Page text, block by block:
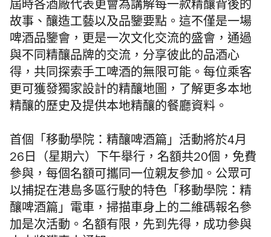
屆時各酒廠代表更會為講解每一款精釀背後的
故事、釀造工藝以及品鑒要點。這不僅是一場
啤酒品鑒會，更是一次文化交流的盛會，通過
與不同精釀品牌的交流，分享彼此的品酒心
得，共同探索手工啤酒的無限可能。每位乘客
更可獲發獨家設計的精釀地圖，了解更多本地
精釀的歷史及提供本地精釀的餐廳資料。
首個「移動學院：精釀啤酒篇」活動將於4月
26日（星期六）下午舉行，名額共20個，免費
參與，每個名額可攜同一位親友參加。公眾可
以捕捉在港島多區行駛的特色「移動學院：精
釀啤酒篇」電車，掃描車身上的二維碼報名參
加是次活動。名額有限，先到先得，成功參與